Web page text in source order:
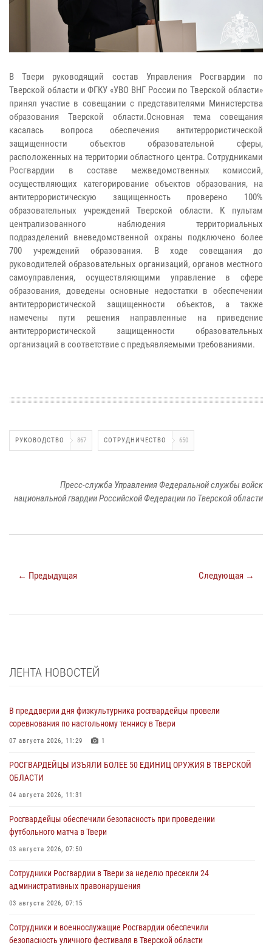
В Твери руководящий состав Управления Росгвардии по
Тверской области и ФГКУ «УВО ВНГ России по Тверской области»
принял участие в совещании с представителями Министерства
образования Тверской области.Основная тема совещания
касалась вопроса обеспечения антитеррористической
защищенности объектов образовательной сферы,
расположенных на территории областного центра. Сотрудниками
Росгвардии в составе межведомственных комиссий,
осуществляющих категорирование объектов образования, на
антитеррористическую защищенность проверено 100%
образовательных учреждений Тверской области. К пультам
централизованного наблюдения территориальных
подразделений вневедомственной охраны подключено более
700 учреждений образования. В ходе совещания до
руководителей образовательных организаций, органов местного
самоуправления, осуществляющими управление в сфере
образования, доведены основные недостатки в обеспечении
антитеррористической защищенности объектов, а также
намечены пути решения направленные на приведение
антитеррористической защищенности образовательных
организаций в соответствие с предъявляемыми требованиями.
РУКОВОДСТВО 867 СОТРУДНИЧЕСТВО 650
Пресс-служба Управления Федеральной службы войск
национальной гвардии Российской Федерации по Тверской области
← Предыдущая Следующая →
ЛЕНТА НОВОСТЕЙ
В преддверии дня физкультурника росгвардейцы провели
соревнования по настольному теннису в Твери
07 августа 2026, 11:29 1
РОСГВАРДЕЙЦЫ ИЗЪЯЛИ БОЛЕЕ 50 ЕДИНИЦ ОРУЖИЯ В ТВЕРСКОЙ
ОБЛАСТИ
04 августа 2026, 11:31
Росгвардейцы обеспечили безопасность при проведении
футбольного матча в Твери
03 августа 2026, 07:50
Сотрудники Росгвардии в Твери за неделю пресекли 24
административных правонарушения
03 августа 2026, 07:15
Сотрудники и военнослужащие Росгвардии обеспечили
безопасность уличного фестиваля в Тверской области